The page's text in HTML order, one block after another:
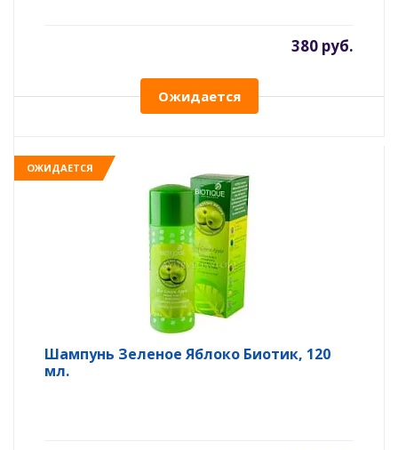
380 руб.
Ожидается
ОЖИДАЕТСЯ
Шампунь Зеленое Яблоко Биотик, 120
мл.